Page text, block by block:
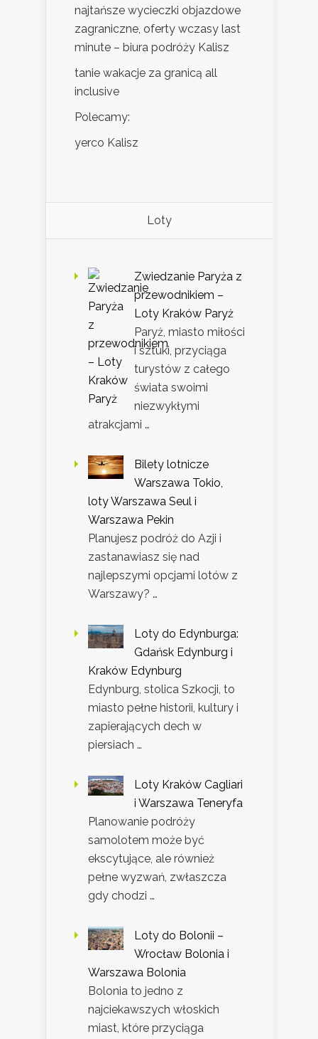
najtańsze wycieczki objazdowe
zagraniczne, oferty wczasy last
minute – biura podróży Kalisz
tanie wakacje za granicą all
inclusive
Polecamy:
yerco Kalisz
Loty
Zwiedzanie Paryża z
przewodnikiem –
Loty Kraków Paryż
Paryż, miasto miłości
i sztuki, przyciąga
turystów z całego
świata swoimi
niezwykłymi
atrakcjami …
Bilety lotnicze
Warszawa Tokio,
loty Warszawa Seul i
Warszawa Pekin
Planujesz podróż do Azji i
zastanawiasz się nad
najlepszymi opcjami lotów z
Warszawy? …
Loty do Edynburga:
Gdańsk Edynburg i
Kraków Edynburg
Edynburg, stolica Szkocji, to
miasto pełne historii, kultury i
zapierających dech w
piersiach …
Loty Kraków Cagliari
i Warszawa Teneryfa
Planowanie podróży
samolotem może być
ekscytujące, ale również
pełne wyzwań, zwłaszcza
gdy chodzi …
Loty do Bolonii –
Wrocław Bolonia i
Warszawa Bolonia
Bolonia to jedno z
najciekawszych włoskich
miast, które przyciąga